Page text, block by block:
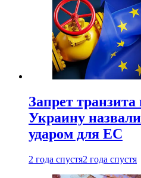
Запрет транзита
Украину
ударом для ЕС
2 года спустя2 года спустя